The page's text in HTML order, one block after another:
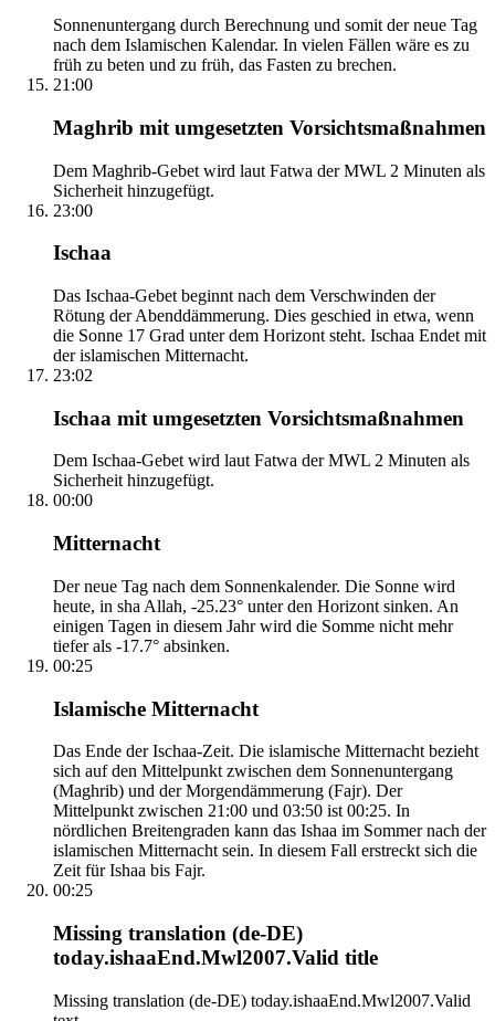
Sonnenuntergang durch Berechnung und somit der neue Tag
nach dem Islamischen Kalendar. In vielen Fällen wäre es zu
früh zu beten und zu früh, das Fasten zu brechen.
21:00
Maghrib mit umgesetzten Vorsichtsmaßnahmen
Dem Maghrib-Gebet wird laut Fatwa der MWL 2 Minuten als
Sicherheit hinzugefügt.
23:00
Ischaa
Das Ischaa-Gebet beginnt nach dem Verschwinden der
Rötung der Abenddämmerung. Dies geschied in etwa, wenn
die Sonne 17 Grad unter dem Horizont steht. Ischaa Endet mit
der islamischen Mitternacht.
23:02
Ischaa mit umgesetzten Vorsichtsmaßnahmen
Dem Ischaa-Gebet wird laut Fatwa der MWL 2 Minuten als
Sicherheit hinzugefügt.
00:00
Mitternacht
Der neue Tag nach dem Sonnenkalender. Die Sonne wird
heute, in sha Allah, -25.23° unter den Horizont sinken. An
einigen Tagen in diesem Jahr wird die Somme nicht mehr
tiefer als -17.7° absinken.
00:25
Islamische Mitternacht
Das Ende der Ischaa-Zeit. Die islamische Mitternacht bezieht
sich auf den Mittelpunkt zwischen dem Sonnenuntergang
(Maghrib) und der Morgendämmerung (Fajr). Der
Mittelpunkt zwischen 21:00 und 03:50 ist 00:25. In
nördlichen Breitengraden kann das Ishaa im Sommer nach der
islamischen Mitternacht sein. In diesem Fall erstreckt sich die
Zeit für Ishaa bis Fajr.
00:25
Missing translation (de-DE)
today.ishaaEnd.Mwl2007.Valid title
Missing translation (de-DE) today.ishaaEnd.Mwl2007.Valid